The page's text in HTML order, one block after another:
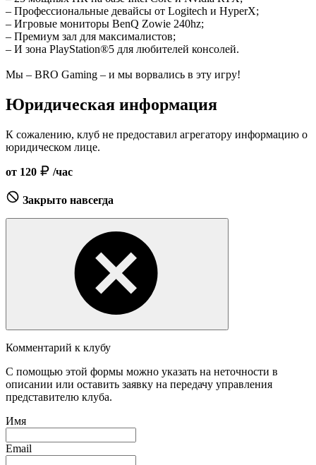
– Профессиональные девайсы от Logitech и HyperX;
– Игровые мониторы BenQ Zowie 240hz;
– Премиум зал для максималистов;
– И зона PlayStation®5 для любителей консолей.
Мы – BRO Gaming – и мы ворвались в эту игру!
Юридическая информация
К сожалению, клуб не предоставил агрегатору информацию о
юридическом лице.
от 120 /час
Закрыто навсегда
Комментарий к клубу
С помощью этой формы можно указать на неточности в
описании или оставить заявку на передачу управления
представителю клуба.
Имя
Email